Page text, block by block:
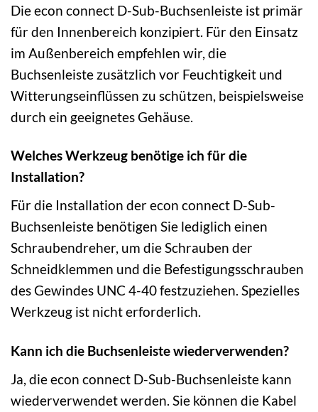
Die econ connect D-Sub-Buchsenleiste ist primär
für den Innenbereich konzipiert. Für den Einsatz
im Außenbereich empfehlen wir, die
Buchsenleiste zusätzlich vor Feuchtigkeit und
Witterungseinflüssen zu schützen, beispielsweise
durch ein geeignetes Gehäuse.
Welches Werkzeug benötige ich für die
Installation?
Für die Installation der econ connect D-Sub-
Buchsenleiste benötigen Sie lediglich einen
Schraubendreher, um die Schrauben der
Schneidklemmen und die Befestigungsschrauben
des Gewindes UNC 4-40 festzuziehen. Spezielles
Werkzeug ist nicht erforderlich.
Kann ich die Buchsenleiste wiederverwenden?
Ja, die econ connect D-Sub-Buchsenleiste kann
wiederverwendet werden. Sie können die Kabel